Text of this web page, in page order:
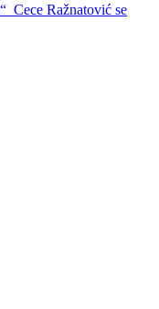
Cece Ražnatović se